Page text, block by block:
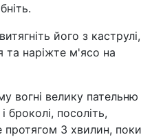
його з каструлі,
та наріжте м'ясо на
вогні велику пательню
броколі, посоліть,
протягом 3 хвилин, поки